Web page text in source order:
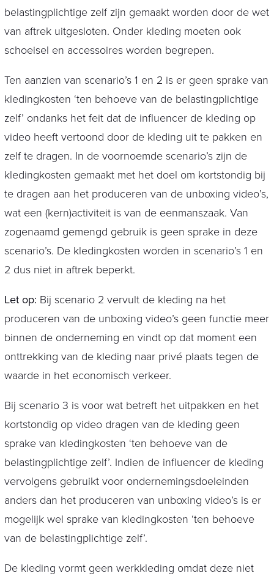
belastingplichtige zelf zijn gemaakt worden door de wet
van aftrek uitgesloten. Onder kleding moeten ook
schoeisel en accessoires worden begrepen.
Ten aanzien van scenario’s 1 en 2 is er geen sprake van
kledingkosten ‘ten behoeve van de belastingplichtige
zelf’ ondanks het feit dat de influencer de kleding op
video heeft vertoond door de kleding uit te pakken en
zelf te dragen. In de voornoemde scenario’s zijn de
kledingkosten gemaakt met het doel om kortstondig bij
te dragen aan het produceren van de unboxing video’s,
wat een (kern)activiteit is van de eenmanszaak. Van
zogenaamd gemengd gebruik is geen sprake in deze
scenario’s. De kledingkosten worden in scenario’s 1 en
2 dus niet in aftrek beperkt.
Let op: Bij scenario 2 vervult de kleding na het
produceren van de unboxing video’s geen functie meer
binnen de onderneming en vindt op dat moment een
onttrekking van de kleding naar privé plaats tegen de
waarde in het economisch verkeer.
Bij scenario 3 is voor wat betreft het uitpakken en het
kortstondig op video dragen van de kleding geen
sprake van kledingkosten ‘ten behoeve van de
belastingplichtige zelf’. Indien de influencer de kleding
vervolgens gebruikt voor ondernemingsdoeleinden
anders dan het produceren van unboxing video’s is er
mogelijk wel sprake van kledingkosten ‘ten behoeve
van de belastingplichtige zelf’.
De kleding vormt geen werkkleding omdat deze niet